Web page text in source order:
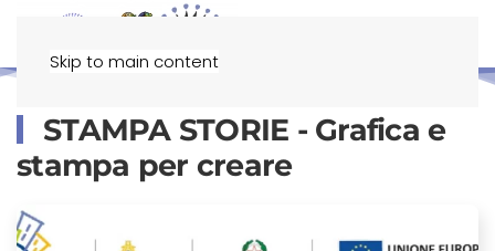
Skip to main content
STAMPA STORIE - Grafica e
stampa per creare